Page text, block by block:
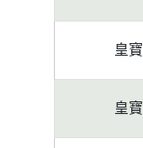
皇寶
皇寶